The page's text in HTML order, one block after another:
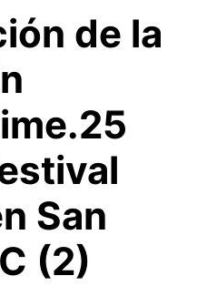
de la
San
(2)